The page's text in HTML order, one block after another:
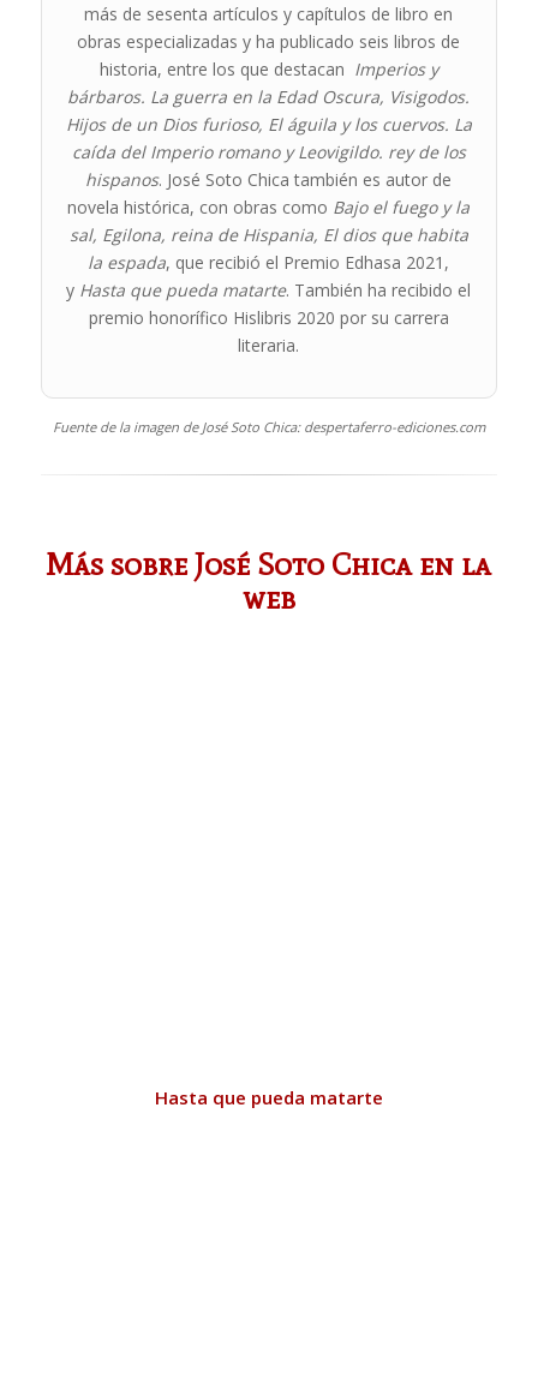
más de sesenta artículos y capítulos de libro en
obras especializadas y ha publicado seis libros de
historia, entre los que destacan Imperios y
bárbaros. La guerra en la Edad Oscura, Visigodos.
Hijos de un Dios furioso, El águila y los cuervos. La
caída del Imperio romano y Leovigildo. rey de los
hispanos. José Soto Chica también es autor de
novela histórica, con obras como Bajo el fuego y la
sal, Egilona, reina de Hispania, El dios que habita
la espada, que recibió el Premio Edhasa 2021,
y Hasta que pueda matarte. También ha recibido el
premio honorífico Hislibris 2020 por su carrera
literaria.
Fuente de la imagen de José Soto Chica: despertaferro-ediciones.com
Más sobre José Soto Chica en la
web
Hasta que pueda matarte